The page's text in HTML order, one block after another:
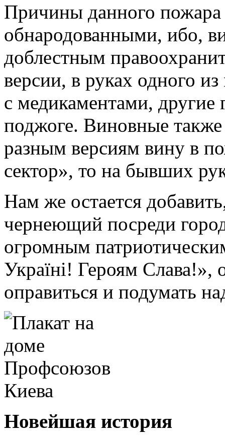
Причины данного пожара
обнародованными, ибо,
доблестным
версии, в руках одного
с медикаментами,
поджоге. Виновные
разным версиям вину в
сектор», то на бывших
Нам же остается
чернеющий посреди
огромным
Україні! Героям Слава!»,
оправиться и подумать
Новейшая история